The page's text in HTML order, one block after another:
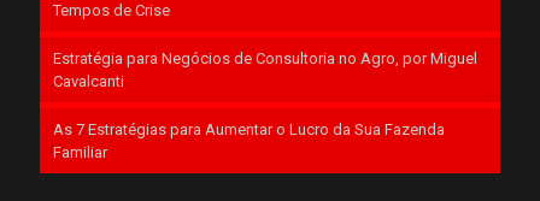
Tempos de Crise
Estratégia para Negócios de Consultoria no Agro, por Miguel
Cavalcanti
As 7 Estratégias para Aumentar o Lucro da Sua Fazenda
Familiar